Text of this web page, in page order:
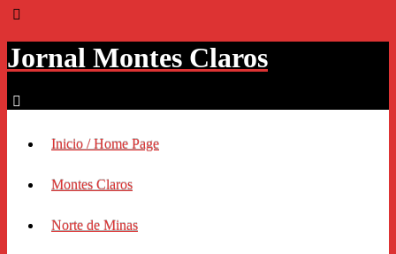
Jornal Montes Claros
Inicio / Home Page
Montes Claros
Norte de Minas